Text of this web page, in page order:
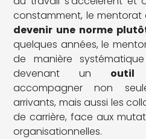
constamment, le
devenir une norme
quelques années, le
de manière
devenant un outil
accompagner non
arrivants, mais aussi les
de carrière, face aux
organisationnelles.